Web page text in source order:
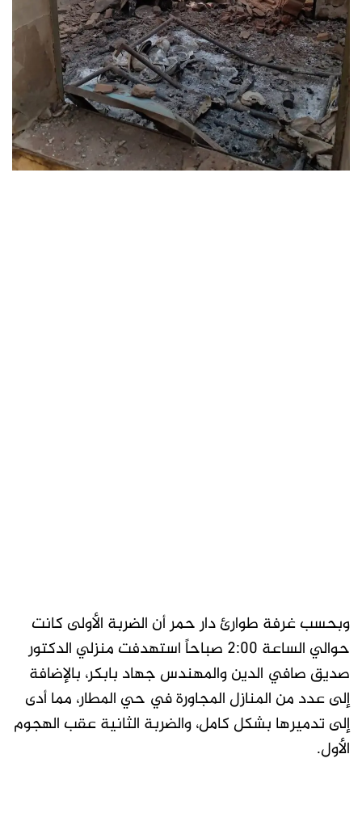
وبحسب غرفة طوارئ دار حمر أن الضربة الأولى كانت
حوالي الساعة 2:00 صباحاً استهدفت منزلي الدكتور
صديق صافي الدين والمهندس جهاد بابكر، بالإضافة
إلى عدد من المنازل المجاورة في حي المطار، مما أدى
إلى تدميرها بشكل كامل، و​الضربة الثانية عقب الهجوم
الأول.